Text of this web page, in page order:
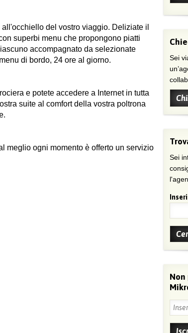
del vostro viaggio. Deliziate il
superbi menu che propongono piatti
accompagnato da selezionate
di bordo, 24 ore al giorno.
e potete accedere a Internet in tutta
suite al comfort della vostra poltrona
meglio ogni momento è offerto un servizio
Sei viaggiatore/trice che non trova
Sei